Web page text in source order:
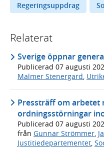
Regeringsuppdrag
Relaterat
Sverige öppnar
Publicerad 07 augusti
Malmer Stenergard,
Pressträff om arbetet
ordningsstörningar
Publicerad 07 augusti
från Gunnar Strömmer,
Justitiedepartementet,